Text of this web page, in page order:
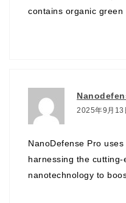
contains organic green
2025年9月13
NanoDefense Pro
harnessing the
nanotechnology to